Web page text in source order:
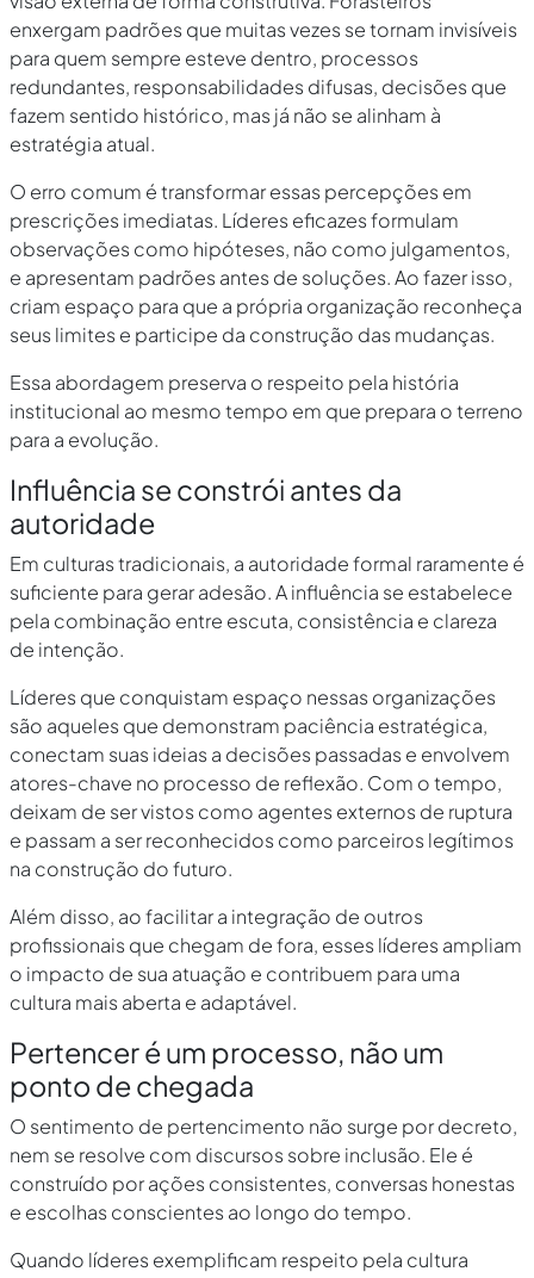
enxergam padrões que muitas vezes se tornam invisíveis
para quem sempre esteve dentro, processos
redundantes, responsabilidades difusas, decisões que
fazem sentido histórico, mas já não se alinham à
estratégia atual.
O erro comum é transformar essas percepções em
prescrições imediatas. Líderes eficazes formulam
observações como hipóteses, não como julgamentos,
e apresentam padrões antes de soluções. Ao fazer isso,
criam espaço para que a própria organização reconheça
seus limites e participe da construção das mudanças.
Essa abordagem preserva o respeito pela história
institucional ao mesmo tempo em que prepara o terreno
para a evolução.
Influência se constrói antes da
autoridade
Em culturas tradicionais, a autoridade formal raramente é
suficiente para gerar adesão. A influência se estabelece
pela combinação entre escuta, consistência e clareza
de intenção.
Líderes que conquistam espaço nessas organizações
são aqueles que demonstram paciência estratégica,
conectam suas ideias a decisões passadas e envolvem
atores-chave no processo de reflexão. Com o tempo,
deixam de ser vistos como agentes externos de ruptura
e passam a ser reconhecidos como parceiros legítimos
na construção do futuro.
Além disso, ao facilitar a integração de outros
profissionais que chegam de fora, esses líderes ampliam
o impacto de sua atuação e contribuem para uma
cultura mais aberta e adaptável.
Pertencer é um processo, não um
ponto de chegada
O sentimento de pertencimento não surge por decreto,
nem se resolve com discursos sobre inclusão. Ele é
construído por ações consistentes, conversas honestas
e escolhas conscientes ao longo do tempo.
Quando líderes exemplificam respeito pela cultura